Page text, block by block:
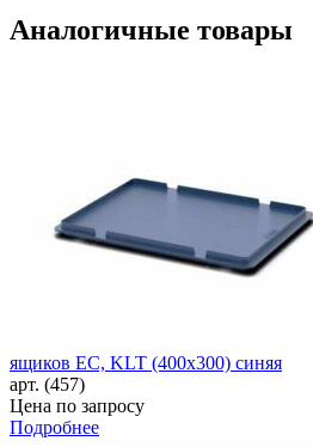
Аналогичные товары
ящиков EC, KLT (400х300) синяя
арт. (457)
Цена по запросу
Подробнее